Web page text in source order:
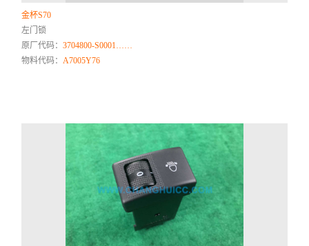
金杯S70
左门锁
原厂代码：3704800-S0001……
物料代码：A7005Y76